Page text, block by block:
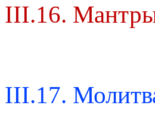
III.16.
III.17.